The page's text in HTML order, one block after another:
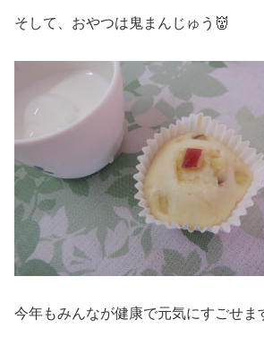
そして、おやつは鬼まんじゅう👹
今年もみんなが健康で元気にすごせ